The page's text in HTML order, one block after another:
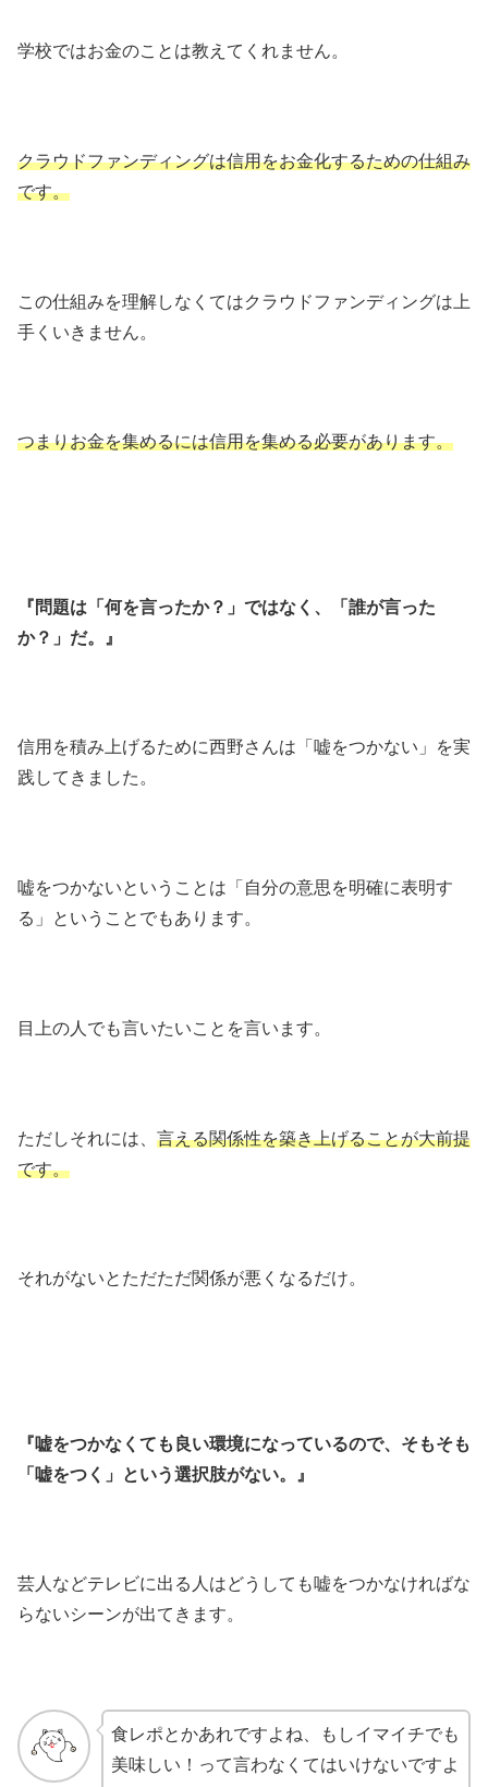
学校ではお金のことは教えてくれません。
クラウドファンディングは信用をお金化するための仕組み
です。
この仕組みを理解しなくてはクラウドファンディングは上
手くいきません。
つまりお金を集めるには信用を集める必要があります。
『問題は「何を言ったか？」ではなく、「誰が言った
か？」だ。』
信用を積み上げるために西野さんは「嘘をつかない」を実
践してきました。
嘘をつかないということは「自分の意思を明確に表明す
る」ということでもあります。
目上の人でも言いたいことを言います。
ただしそれには、 言える関係性を築き上げることが大前提
です。
それがないとただただ関係が悪くなるだけ。
『嘘をつかなくても良い環境になっているので、そもそも
「嘘をつく」という選択肢がない。』
芸人などテレビに出る人はどうしても嘘をつかなければな
らないシーンが出てきます。
食レポとかあれですよね、もしイマイチでも
美味しい！って言わなくてはいけないですよ